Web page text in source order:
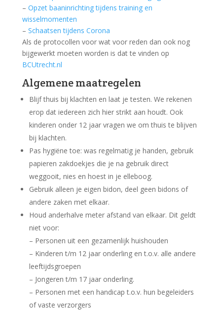
– Opzet baaninrichting tijdens training en
wisselmomenten
– Schaatsen tijdens Corona
Als de protocollen voor wat voor reden dan ook nog
bijgewerkt moeten worden is dat te vinden op
BCUtrecht.nl
Algemene maatregelen
Blijf thuis bij klachten en laat je testen. We rekenen
erop dat iedereen zich hier strikt aan houdt. Ook
kinderen onder 12 jaar vragen we om thuis te blijven
bij klachten.
Pas hygiëne toe: was regelmatig je handen, gebruik
papieren zakdoekjes die je na gebruik direct
weggooit, nies en hoest in je elleboog.
Gebruik alleen je eigen bidon, deel geen bidons of
andere zaken met elkaar.
Houd anderhalve meter afstand van elkaar. Dit geldt
niet voor:
– Personen uit een gezamenlijk huishouden
– Kinderen t/m 12 jaar onderling en t.o.v. alle andere
leeftijdsgroepen
– Jongeren t/m 17 jaar onderling.
– Personen met een handicap t.o.v. hun begeleiders
of vaste verzorgers